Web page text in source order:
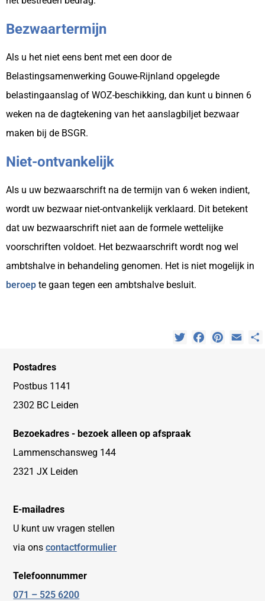
Bezwaartermijn
Als u het niet eens bent met een door de
Belastingsamenwerking Gouwe-Rijnland opgelegde
belastingaanslag of WOZ-beschikking, dan kunt u binnen 6
weken na de dagtekening van het aanslagbiljet bezwaar
maken bij de BSGR.
Niet-ontvankelijk
Als u uw bezwaarschrift na de termijn van 6 weken indient,
wordt uw bezwaar niet-ontvankelijk verklaard. Dit betekent
dat uw bezwaarschrift niet aan de formele wettelijke
voorschriften voldoet. Het bezwaarschrift wordt nog wel
ambtshalve in behandeling genomen. Het is niet mogelijk in
beroep te gaan tegen een ambtshalve besluit.
TwitterFacebookPinterest
Postadres
Postbus 1141
2302 BC Leiden
Bezoekadres - bezoek alleen op afspraak
Lammenschansweg 144
2321 JX Leiden
E-mailadres
U kunt uw vragen stellen
via onscontactformulier
Telefoonnummer
071 – 525 6200